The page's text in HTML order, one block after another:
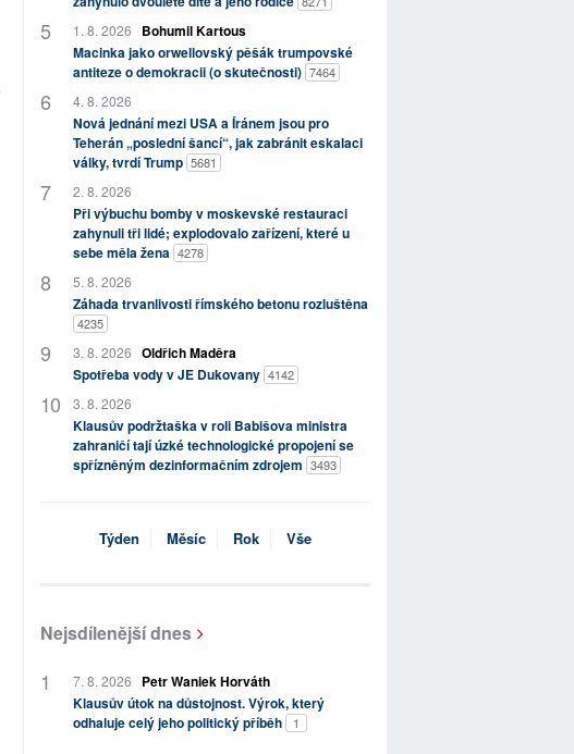
1. 8. 2026
Bohumil Kartous
Macinka jako orwellovský pěšák trumpovské
antiteze o demokracii (o skutečnosti) 7464
4. 8. 2026
Nová jednání mezi USA a Íránem jsou pro
Teherán „poslední šancí“, jak zabránit eskalaci
války, tvrdí Trump 5681
2. 8. 2026
Při výbuchu bomby v moskevské restauraci
zahynuli tři lidé; explodovalo zařízení, které u
sebe měla žena 4278
5. 8. 2026
Záhada trvanlivosti římského betonu rozluštěna
4235
3. 8. 2026 Oldřich Maděra
Spotřeba vody v JE Dukovany 4142
3. 8. 2026
Klausův podržtaška v roli Babišova ministra
zahraničí tají úzké technologické propojení se
spřízněným dezinformačním zdrojem 3493
Týden Měsíc Rok Vše
Nejsdílenější dnes
7. 8. 2026
Petr Waniek Horváth
Klausův útok na důstojnost. Výrok, který
odhaluje celý jeho politický příběh
1